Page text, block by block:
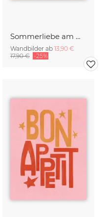
Sommerliebe am Meer
Wandbilder ab 13,90 €
17,90 € -25%